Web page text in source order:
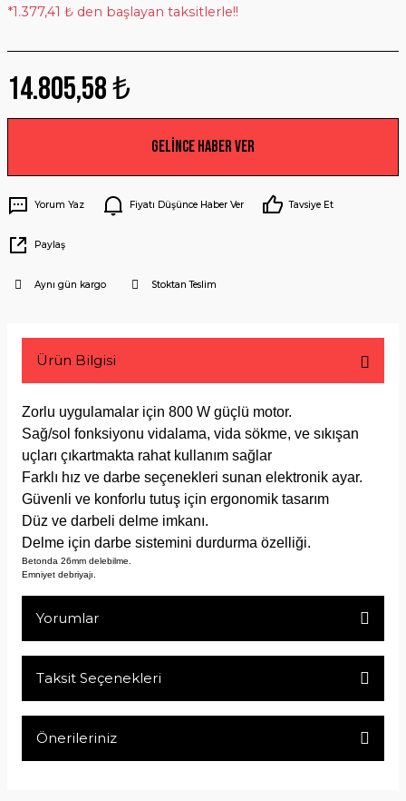
*1.377,41 ₺ den başlayan taksitlerle!!
14.805,58 ₺
Gelince Haber Ver
Yorum Yaz Fiyatı Düşünce Haber Ver Tavsiye Et
Paylaş
Aynı gün kargo Stoktan Teslim
Ürün Bilgisi
Zorlu uygulamalar için 800 W güçlü motor.
Sağ/sol fonksiyonu vidalama, vida sökme, ve sıkışan
uçları çıkartmakta rahat kullanım sağlar
Farklı hız ve darbe seçenekleri sunan elektronik ayar.
Güvenli ve konforlu tutuş için ergonomik tasarım
Düz ve darbeli delme imkanı.
Delme için darbe sistemini durdurma özelliği.
Betonda 26mm delebilme.
Emniyet debriyajı.
Yorumlar
Taksit Seçenekleri
Önerileriniz